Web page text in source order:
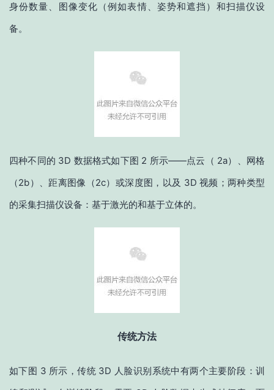
身份数量、图像变化（例如表情、姿势和遮挡）和扫描仪设
备。
四种不同的 3D 数据格式如下图 2 所示——点云（ 2a）、网格
（2b）、距离图像（2c）或深度图，以及 3D 视频；两种类型
的采集扫描仪设备：基于激光的和基于立体的。
传统方法
如下图 3 所示，传统 3D 人脸识别系统中有两个主要阶段：训